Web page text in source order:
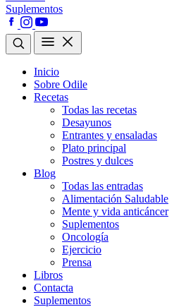
Suplementos
Inicio
Sobre Odile
Recetas
Todas las recetas
Desayunos
Entrantes y ensaladas
Plato principal
Postres y dulces
Blog
Todas las entradas
Alimentación Saludable
Mente y vida anticáncer
Suplementos
Oncología
Ejercicio
Prensa
Libros
Contacta
Suplementos